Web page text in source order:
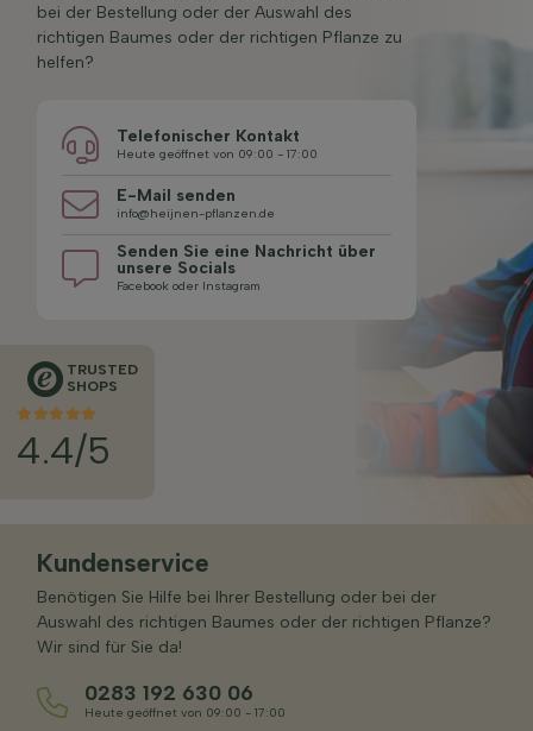
bei der Bestellung oder der Auswahl des
richtigen Baumes oder der richtigen Pflanze zu
helfen?
Telefonischer Kontakt
Heute geöffnet von 09:00 - 17:00
E-Mail senden
info@heijnen-pflanzen.de
Senden Sie eine Nachricht über
unsere Socials
Facebook oder Instagram
TRUSTED
SHOPS
4.4/5
Kundenservice
Benötigen Sie Hilfe bei Ihrer Bestellung oder bei der
Auswahl des richtigen Baumes oder der richtigen Pflanze?
Wir sind für Sie da!
0283 192 630 06
Heute geöffnet von 09:00 - 17:00